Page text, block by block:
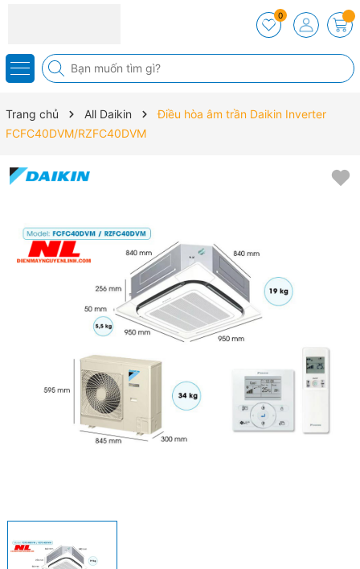
0
Trang chủ All Daikin
Điều hòa âm trần Daikin Inverter
FCFC40DVM/RZFC40DVM